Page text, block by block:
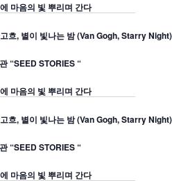
마음의 빛 뿌리며 간다
흐, 별이 빛나는 밤 (Van Gogh, Starry Night)
“SEED STORIES “
마음의 빛 뿌리며 간다
흐, 별이 빛나는 밤 (Van Gogh, Starry Night)
“SEED STORIES “
마음의 빛 뿌리며 간다